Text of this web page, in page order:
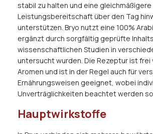
stabil zu halten und eine gleichmäßigere
Leistungsbereitschaft über den Tag
unterstützen. Bryo nutzt eine 100%
ergänzt durch sorgfältig geprüfte
wissenschaftlichen Studien in
untersucht wurden. Die Rezeptur ist frei
Aromen und ist in der Regel auch für
Ernährungsweisen geeignet, wobei
Unverträglichkeiten beachtet werden
Hauptwirkstoffe